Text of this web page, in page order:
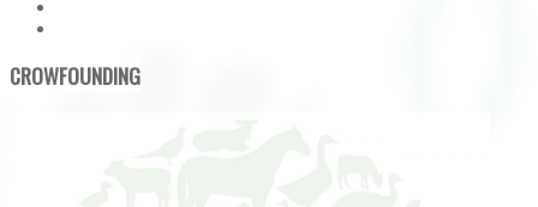
CROWFOUNDING